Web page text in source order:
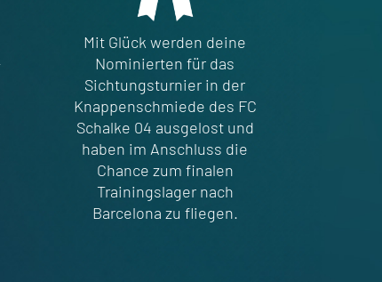
Mit Glück werden deine
Nominierten für das
Sichtungsturnier in der
Knappenschmiede des FC
Schalke 04 ausgelost und
haben im Anschluss die
Chance zum finalen
Trainingslager nach
Barcelona zu fliegen.